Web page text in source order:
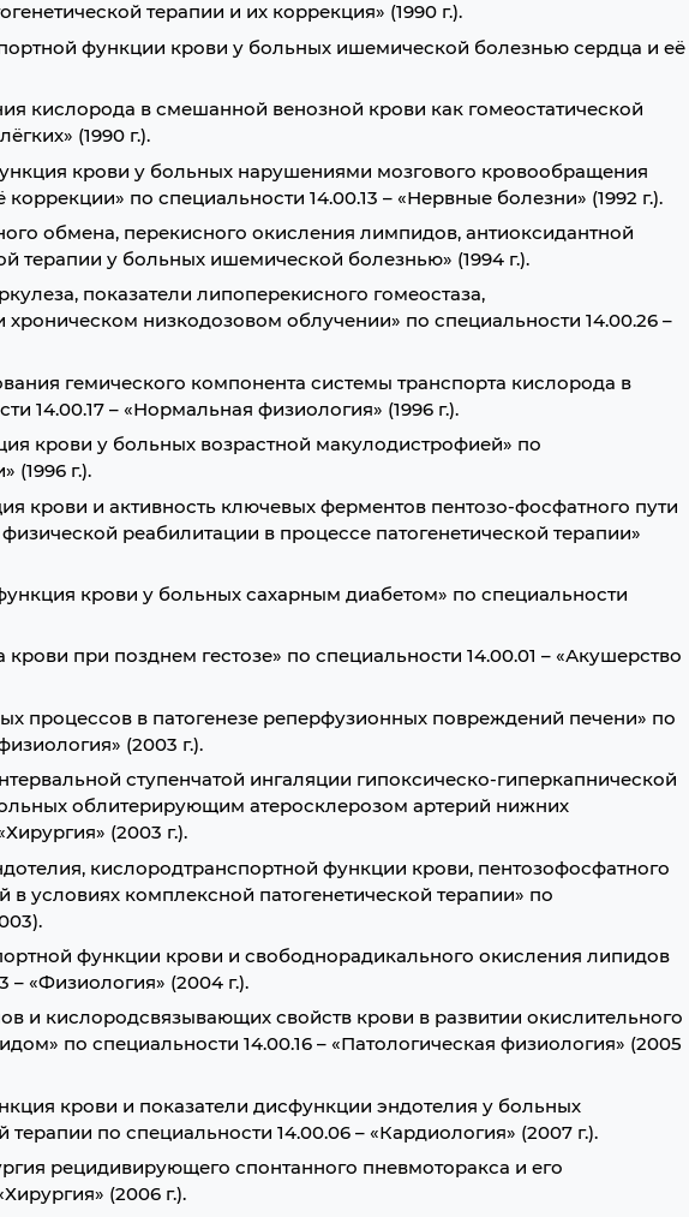
терапии и их коррекция» (1990 г.).
функции крови у больных ишемической болезнью сердца и её
кислорода в смешанной венозной крови как гомеостатической
(1990 г.).
крови у больных нарушениями мозгового кровообращения
по специальности 14.00.13 – «Нервные болезни» (1992 г.).
обмена, перекисного окисления лимпидов, антиоксидантной
терапии у больных ишемической болезнью» (1994 г.).
показатели липоперекисного гомеостаза,
низкодозовом облучении» по специальности 14.00.26 –
гемического компонента системы транспорта кислорода в
14.00.17 – «Нормальная физиология» (1996 г.).
крови у больных возрастной макулодистрофией» по
(1996 г.).
крови и активность ключевых ферментов пентозо-фосфатного пути
реабилитации в процессе патогенетической терапии»
крови у больных сахарным диабетом» по специальности
при позднем гестозе» по специальности 14.00.01 – «Акушерство
процессов в патогенезе реперфузионных повреждений печени» по
(2003 г.).
ступенчатой ингаляции гипоксическо-гиперкапнической
облитерирующим атеросклерозом артерий нижних
(2003 г.).
кислородтранспортной функции крови, пентозофосфатного
в условиях комплексной патогенетической терапии» по
функции крови и свободнорадикального окисления липидов
– «Физиология» (2004 г.).
и кислородсвязывающих свойств крови в развитии окислительного
по специальности 14.00.16 – «Патологическая физиология» (2005
крови и показатели дисфункции эндотелия у больных
по специальности 14.00.06 – «Кардиология» (2007 г.).
рецидивирующего спонтанного пневмоторакса и его
(2006 г.).